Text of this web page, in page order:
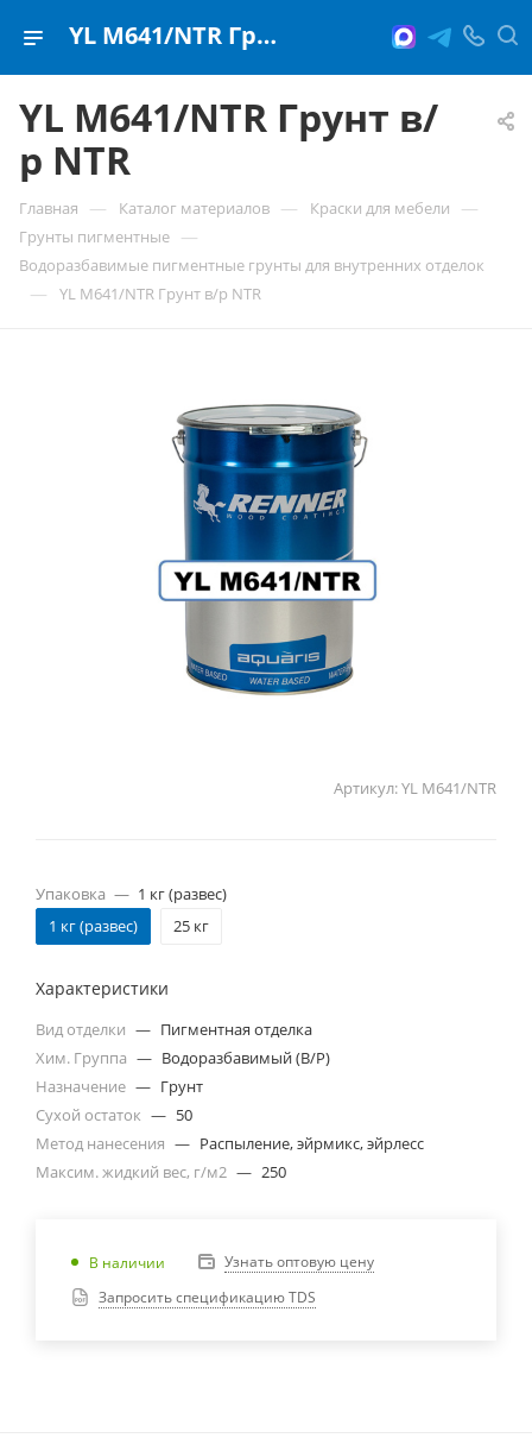
YL M641/NTR Грунт в/р NTR
YL M641/NTR Грунт в/
р NTR
Главная — Каталог материалов — Краски для мебели —
Грунты пигментные —
Водоразбавимые пигментные грунты для внутренних отделок
— YL M641/NTR Грунт в/р NTR
Артикул:YL M641/NTR
Упаковка — 1 кг (развес)
1 кг (развес)
25 кг
Характеристики
Вид отделки — Пигментная отделка
Хим. Группа — Водоразбавимый (В/Р)
Назначение — Грунт
Сухой остаток — 50
Метод нанесения — Распыление, эйрмикс, эйрлесс
Максим. жидкий вес, г/м2 — 250
В наличии
Узнать оптовую цену
Запросить спецификацию TDS